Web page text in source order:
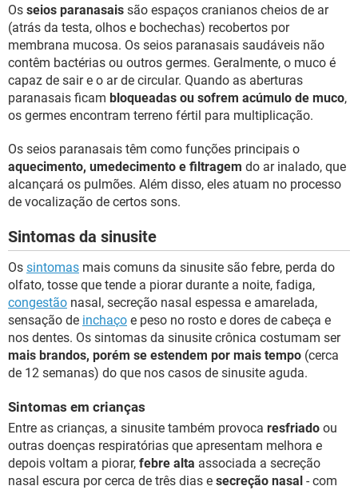
Os seios paranasais são espaços cranianos cheios de ar
(atrás da testa, olhos e bochechas) recobertos por
membrana mucosa. Os seios paranasais saudáveis não
contêm bactérias ou outros germes. Geralmente, o muco é
capaz de sair e o ar de circular. Quando as aberturas
paranasais ficam bloqueadas ou sofrem acúmulo de muco,
os germes encontram terreno fértil para multiplicação.
Os seios paranasais têm como funções principais o
aquecimento, umedecimento e filtragem do ar inalado, que
alcançará os pulmões. Além disso, eles atuam no processo
de vocalização de certos sons.
Sintomas da sinusite
Os sintomas mais comuns da sinusite são febre, perda do
olfato, tosse que tende a piorar durante a noite, fadiga,
congestão nasal, secreção nasal espessa e amarelada,
sensação de inchaço e peso no rosto e dores de cabeça e
nos dentes. Os sintomas da sinusite crônica costumam ser
mais brandos, porém se estendem por mais tempo (cerca
de 12 semanas) do que nos casos de sinusite aguda.
Sintomas em crianças
Entre as crianças, a sinusite também provoca resfriado ou
outras doenças respiratórias que apresentam melhora e
depois voltam a piorar, febre alta associada a secreção
nasal escura por cerca de três dias e secreção nasal - com